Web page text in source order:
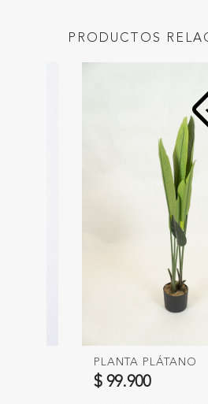
PRODUCTOS
PLANTA PLÁTANO
$ 99.900